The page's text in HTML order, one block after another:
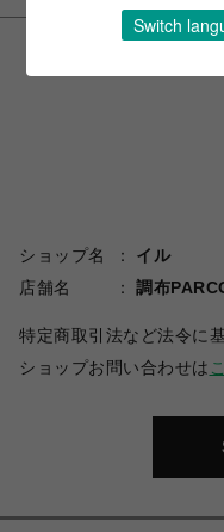
ショップ名
イル
店舗名
調布
特定商取引法など法令に
ショップお問い合わせは
Switch